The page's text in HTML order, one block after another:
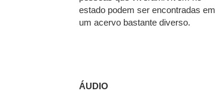
estado podem ser encontradas em
um acervo bastante diverso.
ÁUDIO